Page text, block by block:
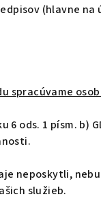
(hlavne
spracúvame
ods. 1 písm. b)
neposkytli,
služieb.